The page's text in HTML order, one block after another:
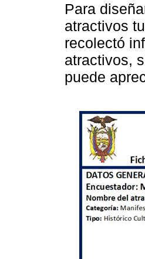
Para
atractivos
recolectó
atractivos,
puede